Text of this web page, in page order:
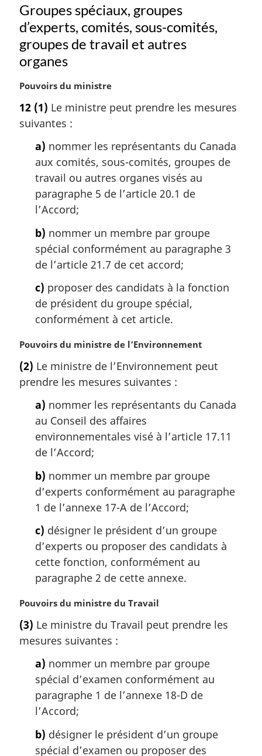
l
e
r
g
i
n
a
e
Groupes spéciaux, groupes
d’experts, comités, sous-comités,
groupes de travail et autres
organes
N
t
e
Pouvoirs du ministre
12 (1) Le ministre peut prendre les mesures
suivantes :
a) nommer les représentants du Canada
aux comités, sous-comités, groupes de
travail ou autres organes visés au
paragraphe 5 de l’article 20.1 de
l’Accord;
b) nommer un membre par groupe
spécial conformément au paragraphe 3
de l’article 21.7 de cet accord;
c) proposer des candidats à la fonction
de président du groupe spécial,
conformément à cet article.
N
t
e
Pouvoirs du ministre de l’Environnement
(2) Le ministre de l’Environnement peut
prendre les mesures suivantes :
a) nommer les représentants du Canada
au Conseil des affaires
environnementales visé à l’article 17.11
de l’Accord;
b) nommer un membre par groupe
d’experts conformément au paragraphe
1 de l’annexe 17-A de l’Accord;
c) désigner le président d’un groupe
d’experts ou proposer des candidats à
cette fonction, conformément au
paragraphe 2 de cette annexe.
N
t
e
Pouvoirs du ministre du Travail
(3) Le ministre du Travail peut prendre les
mesures suivantes :
a) nommer un membre par groupe
spécial d’examen conformément au
paragraphe 1 de l’annexe 18-D de
l’Accord;
b) désigner le président d’un groupe
spécial d’examen ou proposer des